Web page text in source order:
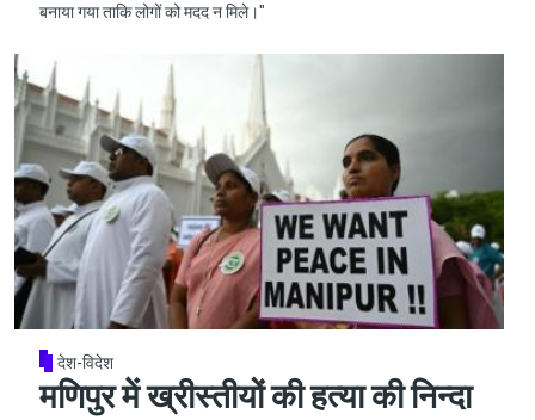
बनाया गया ताकि लोगों को मदद न मिले।"
देश-विदेश
मणिपुर में ख्रीस्तीयों की हत्या की निन्दा